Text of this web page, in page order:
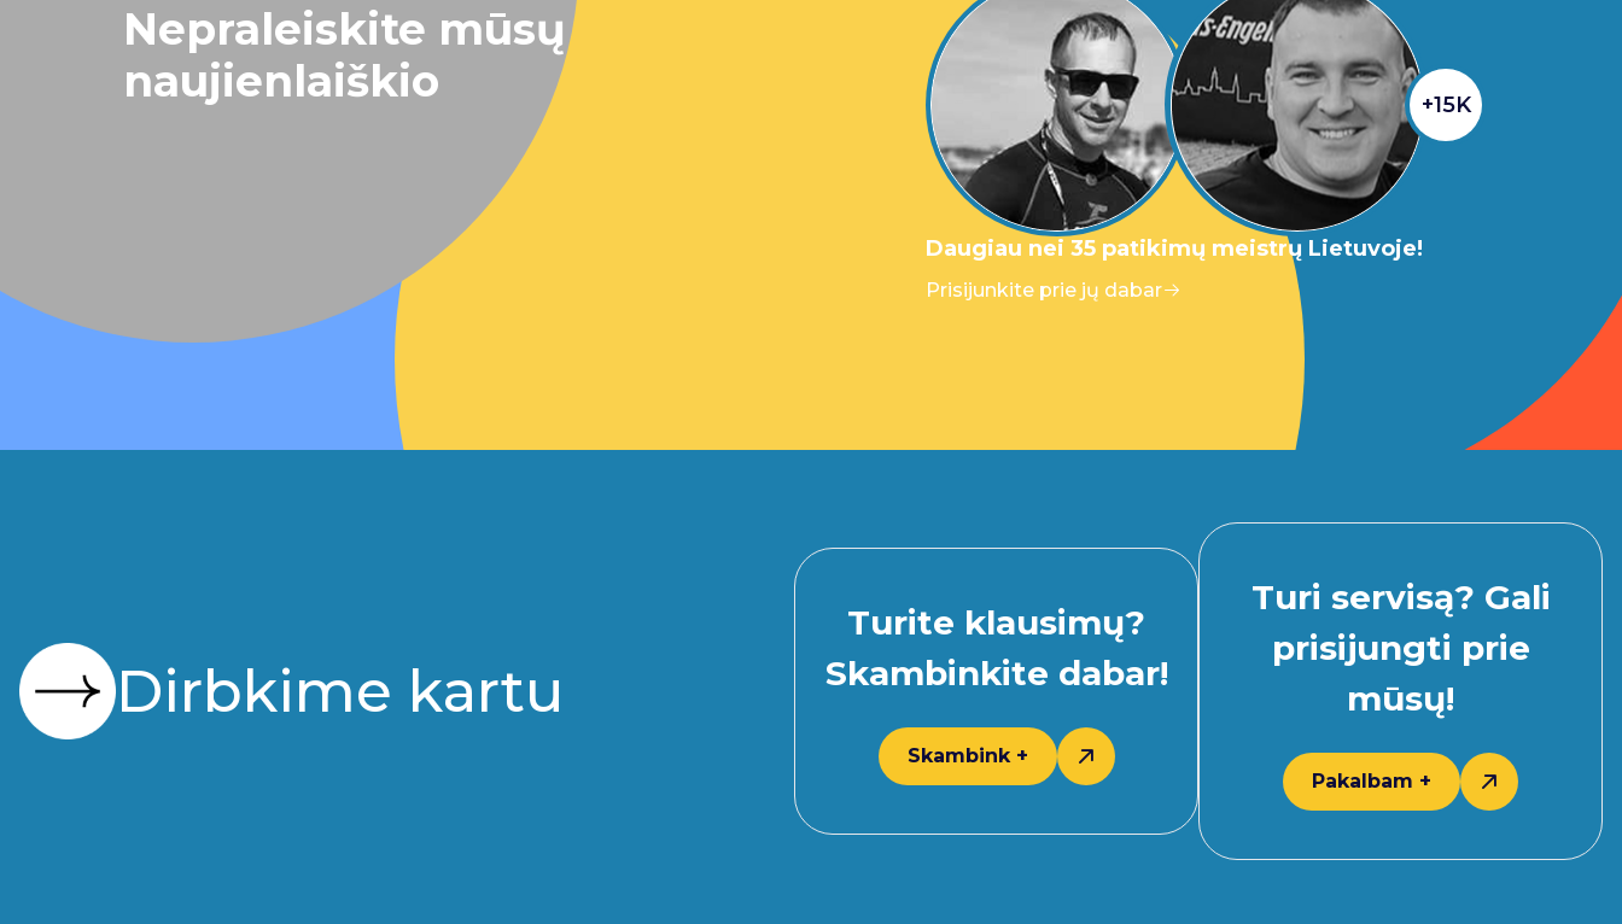
Nepraleiskite mūsų
naujienlaiškio
+15K
Daugiau nei 35 patikimų meistrų Lietuvoje!
Prisijunkite prie jų dabar
Dirbkime kartu
Turite klausimų?
Skambinkite dabar!
Skambink +
Turi servisą? Gali
prisijungti prie
mūsų!
Pakalbam +